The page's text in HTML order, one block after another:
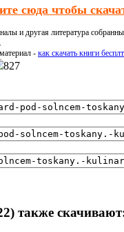
сюда чтобы
и другая литература
- как скачать книги
827
также